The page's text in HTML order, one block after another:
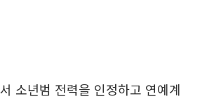
소년범 전력을 인정하고 연예계